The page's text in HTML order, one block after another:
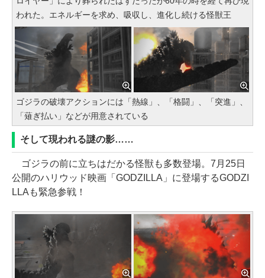
われた。エネルギーを求め、吸収し、進化し続ける怪獣王
ゴジラの破壊アクションには「熱線」、「格闘」、「突進」、
「薙ぎ払い」などが用意されている
そして現われる謎の影……
ゴジラの前に立ちはだかる怪獣も多数登場。7月25日
公開のハリウッド映画「GODZILLA」に登場するGODZI
LLAも緊急参戦！